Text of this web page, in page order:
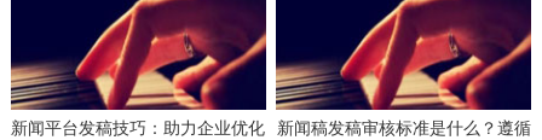
新闻平台发稿技巧：助力企业优化
新闻稿发稿审核标准是什么？遵循